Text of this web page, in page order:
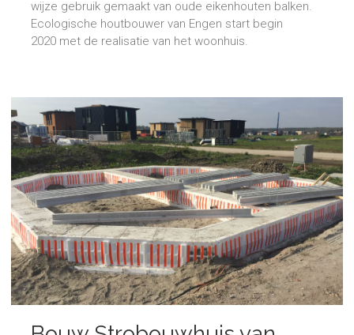
wijze gebruik gemaakt van oude eikenhouten balken.
Ecologische houtbouwer van Engen start begin
2020 met de realisatie van het woonhuis.